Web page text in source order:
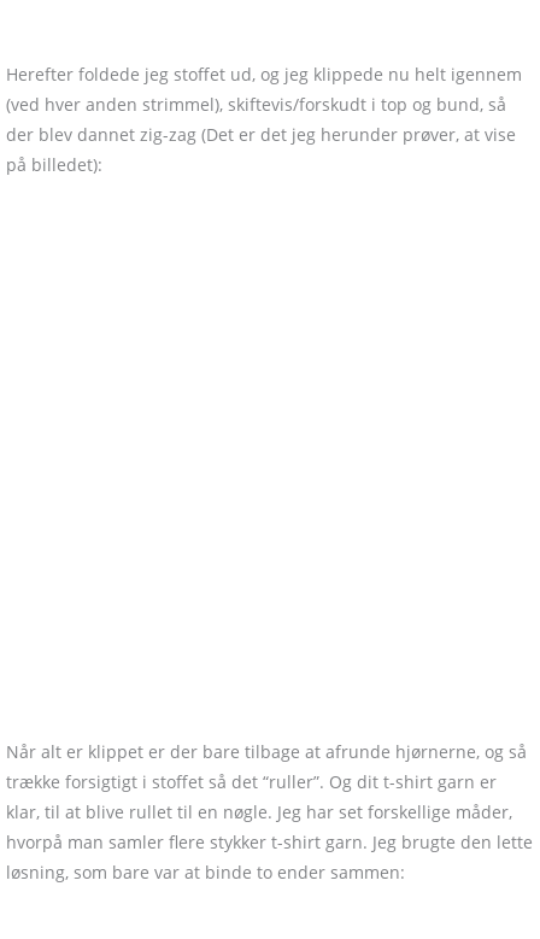
Herefter foldede jeg stoffet ud, og jeg klippede nu helt igennem
(ved hver anden strimmel), skiftevis/forskudt i top og bund, så
der blev dannet zig-zag (Det er det jeg herunder prøver, at vise
på billedet):
Når alt er klippet er der bare tilbage at afrunde hjørnerne, og så
trække forsigtigt i stoffet så det “ruller”. Og dit t-shirt garn er
klar, til at blive rullet til en nøgle. Jeg har set forskellige måder,
hvorpå man samler flere stykker t-shirt garn. Jeg brugte den lette
løsning, som bare var at binde to ender sammen: